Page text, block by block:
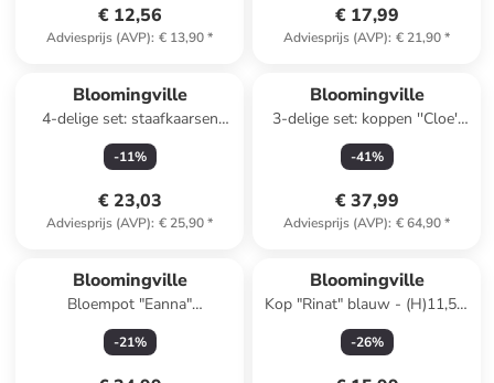
€ 12,56
Adviesprijs (AVP): € 13,90*
€ 17,99
Adviesprijs (AVP): € 21,90*
Bloomingville
4-delige set: staafkaarsen
"Frost" grijs - 4x 75 g
-11%
€ 23,03
Adviesprijs (AVP): € 25,90*
Bloomingville
3-delige set: koppen ''Cloe''
beige/blauw - 400 ml
-41%
€ 37,99
Adviesprijs (AVP): € 64,90*
Bloomingville
Bloempot "Eanna"
wit/meerkleurig - (H)8 x Ø
12,5 cm
-21%
Bloomingville
Kop "Rinat" blauw - (H)11,5 x
Ø 9,5 cm
-26%